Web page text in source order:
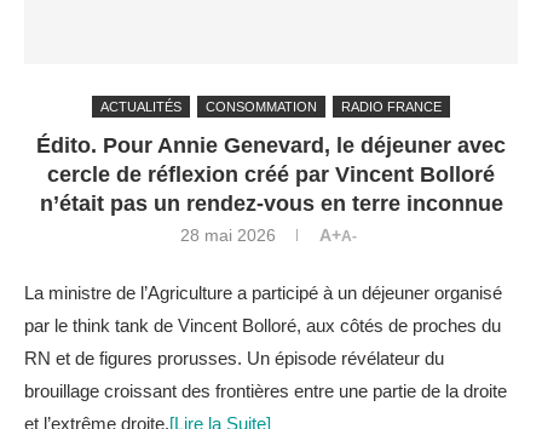
ACTUALITÉS CONSOMMATION RADIO FRANCE
Édito. Pour Annie Genevard, le déjeuner avec
cercle de réflexion créé par Vincent Bolloré
n’était pas un rendez-vous en terre inconnue
28 mai 2026 A+A-
La ministre de l’Agriculture a participé à un déjeuner organisé
par le think tank de Vincent Bolloré, aux côtés de proches du
RN et de figures prorusses. Un épisode révélateur du
brouillage croissant des frontières entre une partie de la droite
et l’extrême droite.[Lire la Suite]